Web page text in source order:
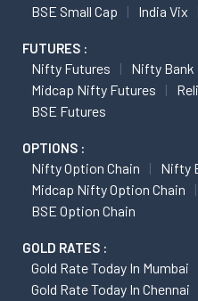
BSE Small Cap
India Vix
FUTURES :
Nifty Futures
Nifty Bank
Midcap Nifty Futures
BSE Futures
OPTIONS :
Nifty Option Chain
Nifty
Midcap Nifty Option Chain
BSE Option Chain
GOLD RATES :
Gold Rate Today In Mumbai
Gold Rate Today In Chennai